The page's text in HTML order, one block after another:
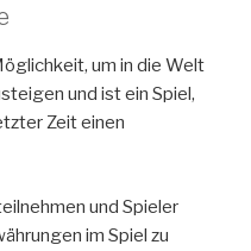
um in die Welt
und ist ein Spiel,
Zeit einen
und Spieler
im Spiel zu